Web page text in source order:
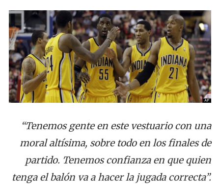
“Tenemos gente en este vestuario con una
moral altísima, sobre todo en los finales de
partido. Tenemos confianza en que quien
tenga el balón va a hacer la jugada correcta”.